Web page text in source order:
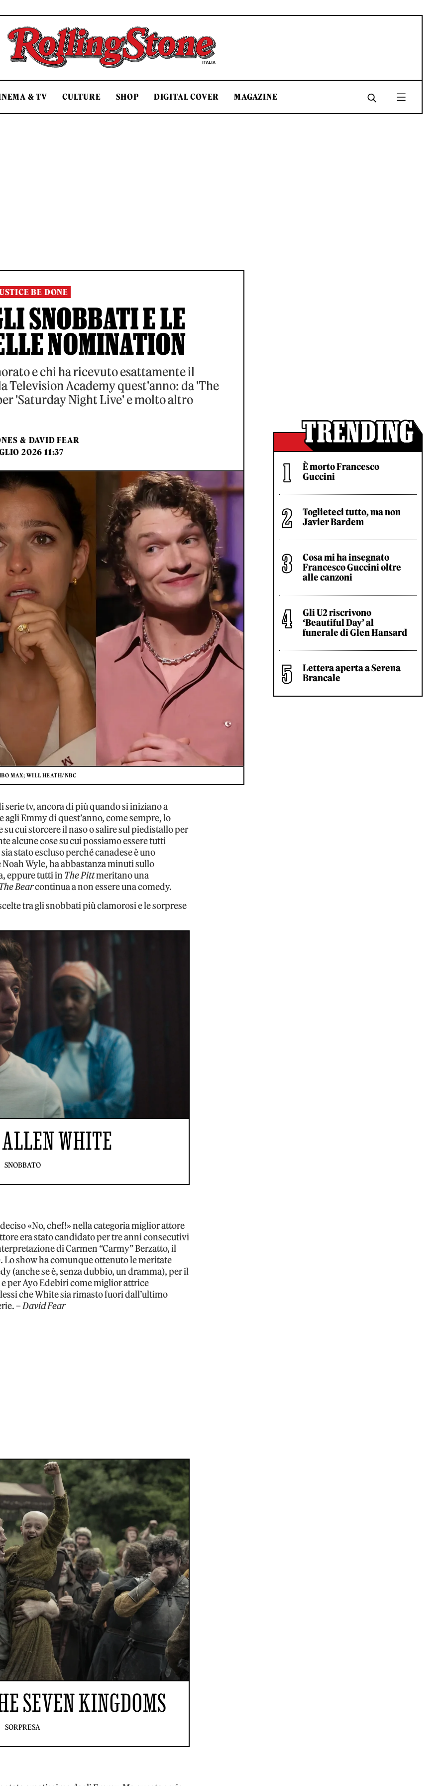
Rolling Stone Italia
& TV CULTURE SHOP DIGITAL COVER MAGAZINE
BE DONE
SNOBBATI E LE
NOMINATION
e chi ha ricevuto esattamente il
Television Academy quest'anno: da 'The
'Saturday Night Live' e molto altro
& DAVID FEAR
2026 11:37
MAX; WILL HEATH/NBC
serie tv, ancora di più quando si iniziano a
Emmy di quest’anno, come sempre, lo
cui storcere il naso o salire sul piedistallo per
alcune cose su cui possiamo essere tutti
sia stato escluso perché canadese è uno
Noah Wyle, ha abbastanza minuti sullo
eppure tutti in The Pittmeritano una
Bearcontinua a non essere una comedy.
tra gli snobbati più clamorosi e le sorprese
WHITE
SNOBBATO
«No, chef!» nella categoria miglior attore
era stato candidato per tre anni consecutivi
di Carmen “Carmy” Berzatto, il
show ha comunque ottenuto le meritate
(anche se è, senza dubbio, un dramma), per il
per Ayo Edebiri come miglior attrice
che White sia rimasto fuori dall’ultimo
–David Fear
SEVEN KINGDOMS
SORPRESA
È morto Francesco
Guccini
Toglieteci tutto, ma non
Javier Bardem
Cosa mi ha insegnato
Francesco Guccini oltre
alle canzoni
Gli U2 riscrivono
‘Beautiful Day’ al
funerale di Glen Hansard
Lettera aperta a Serena
Brancale